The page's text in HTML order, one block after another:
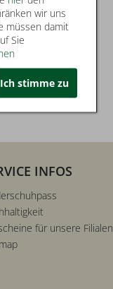
INFOS
für unsere Filialen
wir uns
müssen damit
Sie
Ich stimme zu